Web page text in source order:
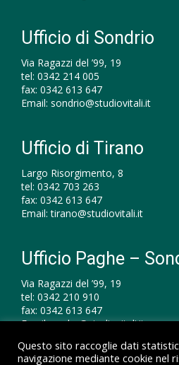
Ufficio di Sondrio
Via Ragazzi del ’99, 19
tel: 0342 214 005
fax: 0342 613 647
Email: sondrio@studiovitali.it
Ufficio di Tirano
Largo Risorgimento, 8
tel: 0342 703 263
fax: 0342 613 647
Email:tirano@studiovitali.it
Ufficio Paghe –
Via Ragazzi del ’99, 19
tel: 0342 210 910
fax: 0342 613 647
Email:paghe@studiovitali.it
Questo sito raccoglie dati
navigazione mediante cookie nel